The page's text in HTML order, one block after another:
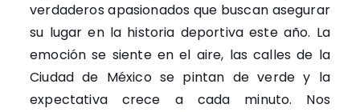
verdaderos apasionados que buscan asegurar
su lugar en la historia deportiva este año. La
emoción se siente en el aire, las calles de la
Ciudad de México se pintan de verde y la
expectativa crece a cada minuto. Nos